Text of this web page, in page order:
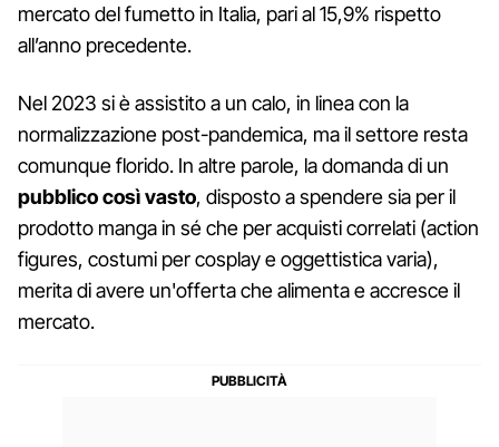
mercato del fumetto in Italia, pari al 15,9% rispetto
all’anno precedente.
Nel 2023 si è assistito a un calo, in linea con la
normalizzazione post-pandemica, ma il settore resta
comunque florido. In altre parole, la domanda di un
pubblico così vasto, disposto a spendere sia per il
prodotto manga in sé che per acquisti correlati (action
figures, costumi per cosplay e oggettistica varia),
merita di avere un'offerta che alimenta e accresce il
mercato.